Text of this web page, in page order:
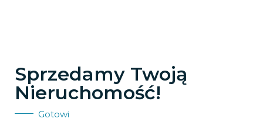
Sprzedamy Twoją
Nieruchomość!
Gotowi